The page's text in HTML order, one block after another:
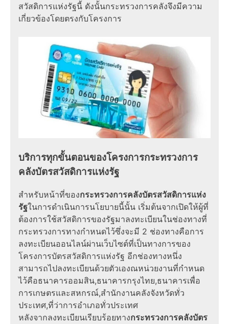
สวัสดิการแห่งรัฐนี้ ดังนั้นกระทรวงการคลังจึงมีความ
เกี่ยวข้องโดยตรงกับโครงการ
บริการทุกขั้นตอนของโครงการกระทรวงการ
คลังบัตรสวัสดิการแห่งรัฐ
สำหรับหน้าที่ของกระทรวงการคลังบัตรสวัสดิการแห่ง
รัฐในการดำเนินการนโยบายนี้นั้น เริ่มต้นจากเปิดให้ผู้ที่
ต้องการใช้สวัสดิการของรัฐมาลงทะเบียนในช่องทางที่
กระทรวงการทางกำหนดไว้ซึ่งจะมี 2 ช่องทางคือการ
ลงทะเบียนออนไลน์ผ่านเว็บไซต์ที่เป็นทางการของ
โครงการบัตรสวัสดิการแห่งรัฐ อีกช่องทางหนึ่ง
สามารถไปลงทะเบียนด้วยตัวเองณหน่วยงานที่กำหนด
ไว้คือธนาคารออมสิน,ธนาคารกรุงไทย,ธนาคารเพื่อ
การเกษตรและสหกรณ์,สำนักงานคลังจังหวัดทั่ว
ประเทศ,ที่ว่าการอำเภอทั่วประเทศ
หลังจากลงทะเบียนเรียบร้อยทางกระทรวงการคลังบัตร